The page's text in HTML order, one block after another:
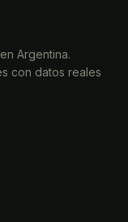
Argentina.
con datos reales